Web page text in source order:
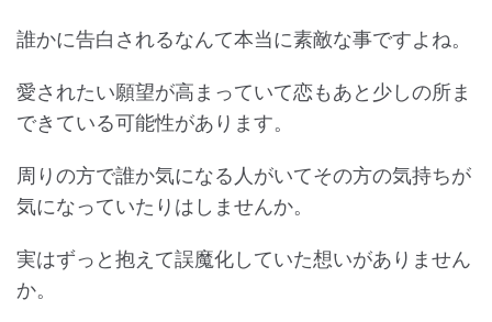
誰かに告白されるなんて本当に素敵な事ですよね。
愛されたい願望が高まっていて恋もあと少しの所ま
できている可能性があります。
周りの方で誰か気になる人がいてその方の気持ちが
気になっていたりはしませんか。
実はずっと抱えて誤魔化していた想いがありません
か。